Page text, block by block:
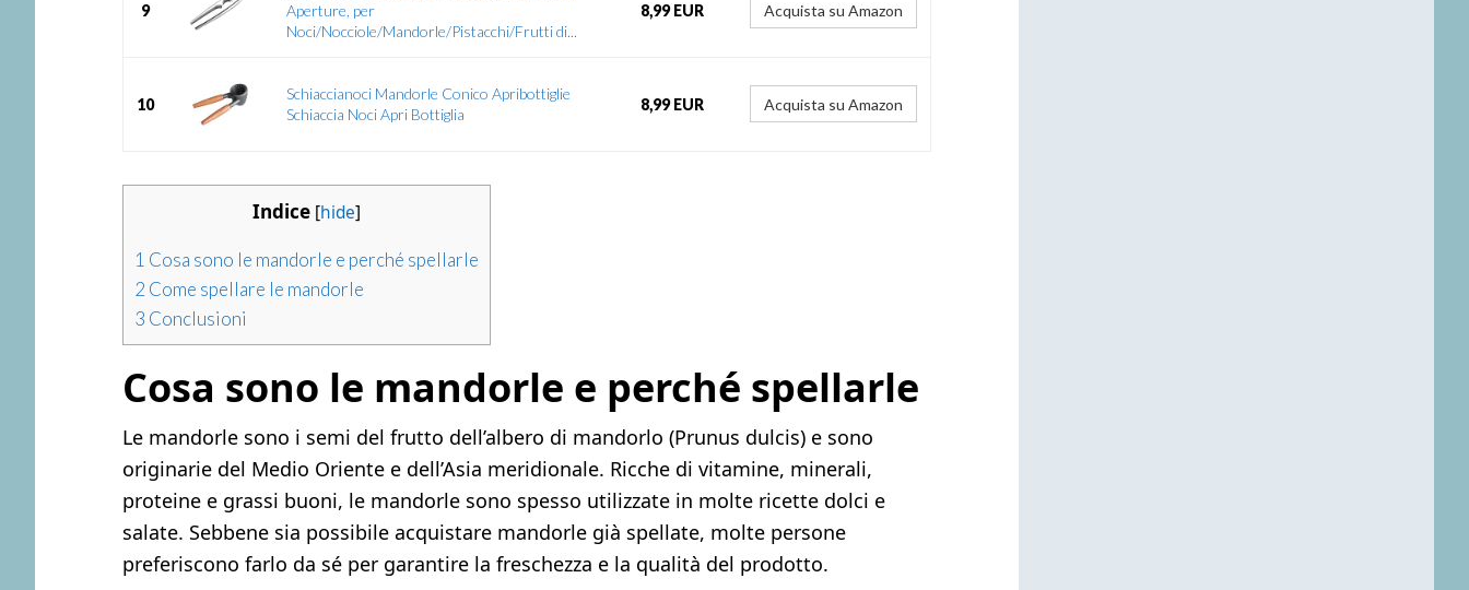
9
Aperture, per
Noci/Nocciole/Mandorle/Pistacchi/Frutti di...
8,99 EUR Acquista su Amazon
10
Schiaccianoci Mandorle Conico Apribottiglie
Schiaccia Noci Apri Bottiglia
8,99 EUR Acquista su Amazon
Indice [hide]
1 Cosa sono le mandorle e perché spellarle
2 Come spellare le mandorle
3 Conclusioni
Cosa sono le mandorle e perché spellarle
Le mandorle sono i semi del frutto dell’albero di mandorlo (Prunus dulcis) e sono
originarie del Medio Oriente e dell’Asia meridionale. Ricche di vitamine, minerali,
proteine e grassi buoni, le mandorle sono spesso utilizzate in molte ricette dolci e
salate. Sebbene sia possibile acquistare mandorle già spellate, molte persone
preferiscono farlo da sé per garantire la freschezza e la qualità del prodotto.